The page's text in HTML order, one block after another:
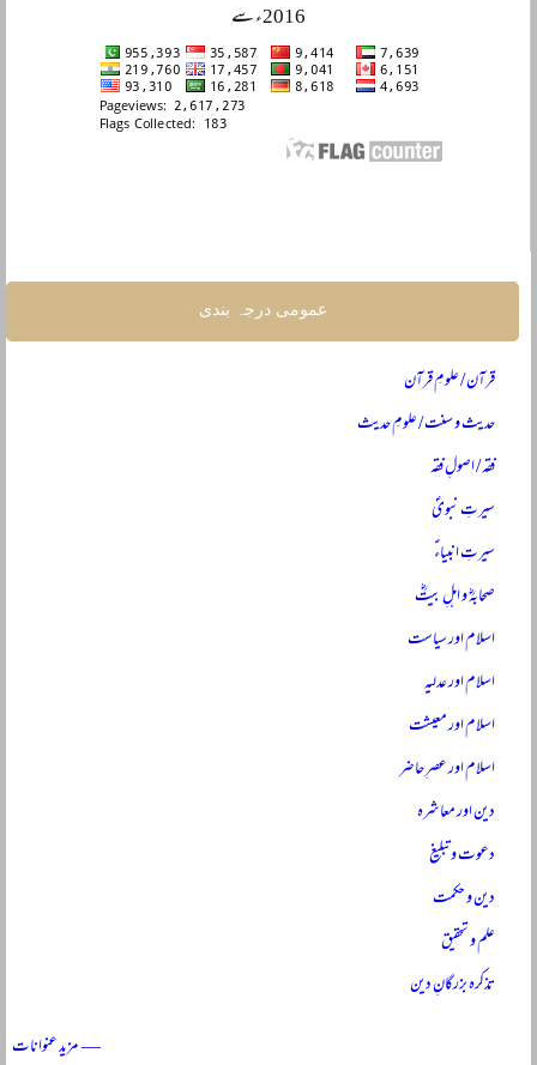
2016ء سے
عمومی درجہ بندی
قرآن / علومِ قرآن
حدیث و سنت / علومِ حدیث
فقہ / اصولِ فقہ
سیرتِ نبویؐ
سیرتِ انبیاءؑ
صحابہؓ و اہلِ بیتؓ
اسلام اور سیاست
اسلام اور عدلیہ
اسلام اور معیشت
اسلام اور عصرِ حاضر
دین اور معاشرہ
دعوت و تبلیغ
دین و حکمت
علم و تحقیق
تذکرہ بزرگانِ دین
— مزید عنوانات